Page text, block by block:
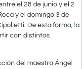
el 28 de junio y el 2
y el domingo 3 de
De esta forma, la
con distintos
del maestro Ángel